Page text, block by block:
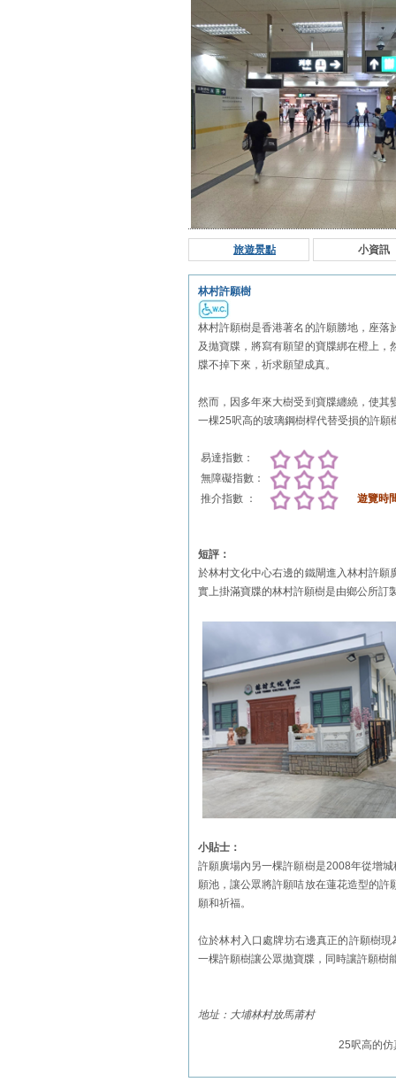
旅遊景點 小資訊
林村許願樹
林村許願樹是香港著名的許願勝地，座
及拋寶牒，將寫有願望的寶牒綁在橙上
牒不掉下來，祈求願望成真。
然而，因多年來大樹受到寶牒纏繞，使
一棵25呎高的玻璃鋼樹桿代替受損的許
易達指數：
無障礙指數：
推介指數 ：
遊覽時
短評：
於林村文化中心右邊的鐵閘進入林村許
實上掛滿寶牒的林村許願樹是由鄉公所訂
小貼士：
許願廣場內另一棵許願樹是2008年從增
願池，讓公眾將許願咭放在蓮花造型的
願和祈福。
位於林村入口處牌坊右邊真正的許願樹
一棵許願樹讓公眾拋寶牒，同時讓許願樹
地址：大埔林村放馬莆村
25呎高的仿